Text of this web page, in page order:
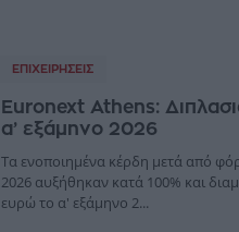
ΕΠΙΧΕΙΡΉΣΕΙΣ
Euronext Athens:
α’ εξάμηνο 2026
Τα ενοποιημένα κέρδη μετά από
2026 αυξήθηκαν κατά 100% και
ευρώ το α' εξάμηνο 2...